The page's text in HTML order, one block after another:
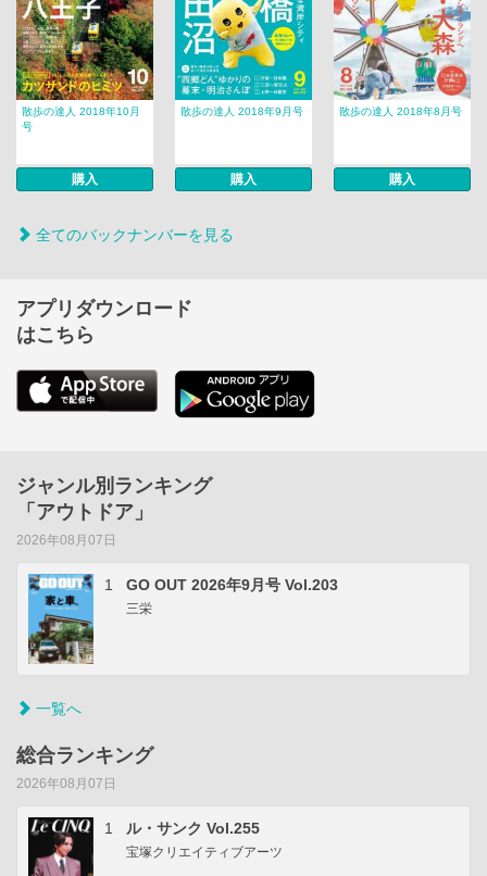
散歩の達人 2018年10月
号
購入
散歩の達人 2018年9月号
購入
散歩の達人 2018年8月号
購入
全てのバックナンバーを見る
アプリダウンロード
はこちら
ジャンル別ランキング
「アウトドア」
2026年08月07日
1 GO OUT 2026年9月号 Vol.203
三栄
一覧へ
総合ランキング
2026年08月07日
1 ル・サンク Vol.255
宝塚クリエイティブアーツ